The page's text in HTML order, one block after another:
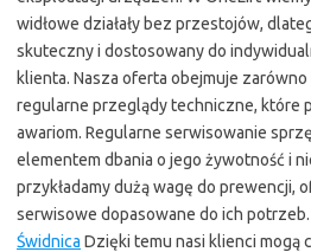
widłowe działały bez przestojów,
skuteczny i dostosowany do
klienta. Nasza oferta obejmuje zarówno
regularne przeglądy techniczne, które
awariom. Regularne serwisowanie
elementem dbania o jego żywotność i
przykładamy dużą wagę do prewencji,
serwisowe dopasowane do ich potrzeb.
Świdnica Dzięki temu nasi klienci mogą